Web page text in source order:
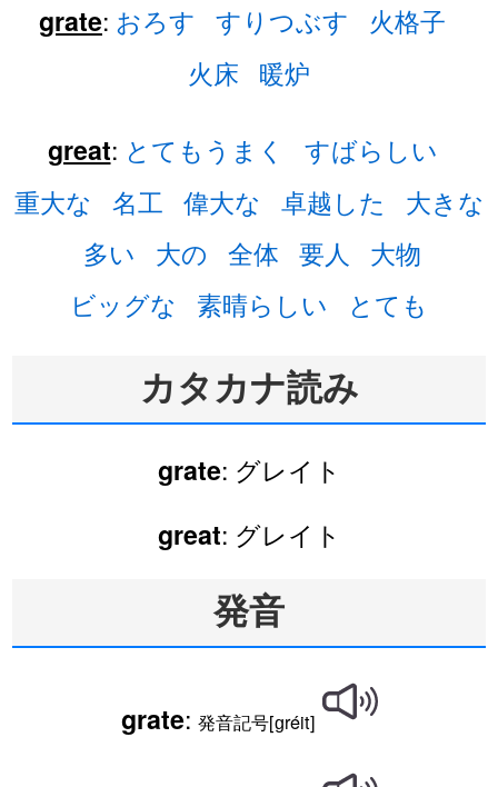
grate: おろす すりつぶす
火格子
火床 暖炉
great: とてもうまく
すばらしい
重大な
名工 偉大な 卓越した
大きな
多い
大の 全体 要人
大物
ビッグな
素晴らしい とても
カタカナ読み
grate: グレイト
great: グレイト
発音
grate: 発音記号[ɡréit]